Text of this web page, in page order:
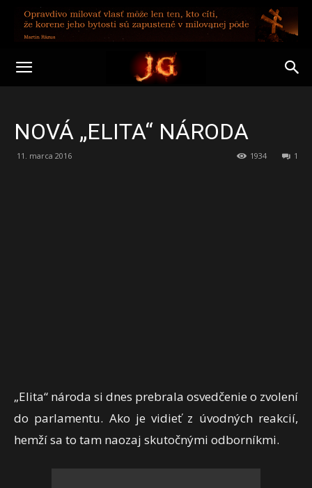
NOVÁ „ELITA“ NÁRODA
11. marca 2016 1
1934
„Elita“ národa si dnes prebrala osvedčenie o zvolení
do parlamentu. Ako je vidieť z úvodných reakcií,
hemží sa to tam naozaj skutočnými odborníkmi.